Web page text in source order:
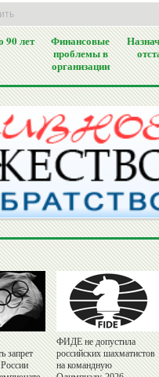
90 лет
Финансовые
проблемы в
организации
запрет
ФИДЕ не допустила
российских шахматистов
на командную